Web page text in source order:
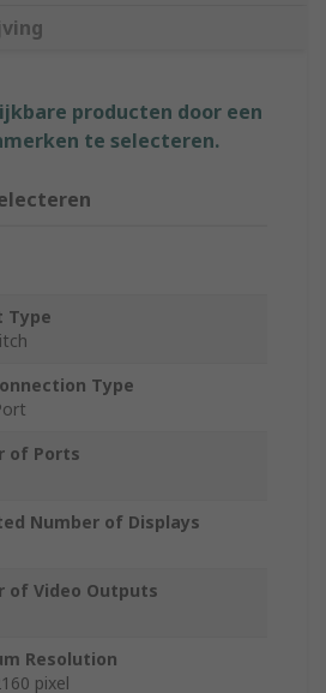
producten door een
te selecteren.
Type
Type
of Ports
Number of Displays
of Video Outputs
Resolution
pixel